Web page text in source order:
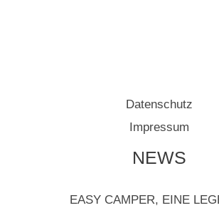
Datenschutz
Impressum
NEWS
EASY CAMPER, EINE